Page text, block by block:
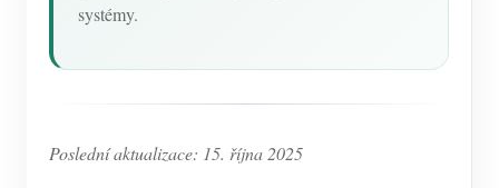
systémy.
Poslední aktualizace: 15. října 2025